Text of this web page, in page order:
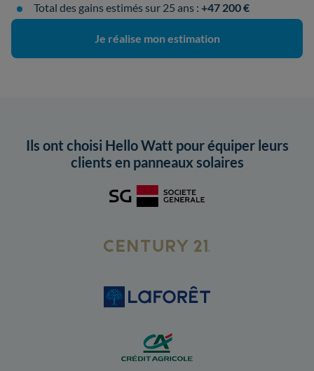
Total des gains estimés sur 25 ans : +47 200 €
Je réalise mon estimation
Ils ont choisi Hello Watt pour équiper leurs
clients en panneaux solaires